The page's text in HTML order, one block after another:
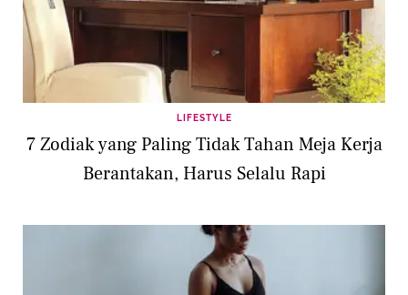
LIFESTYLE
7 Zodiak yang Paling Tidak Tahan Meja Kerja
Berantakan, Harus Selalu Rapi